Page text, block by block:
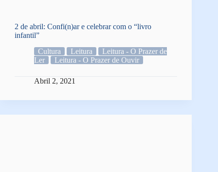
2 de abril: Confi(n)ar e celebrar com o “livro
infantil”
Cultura
Leitura
Leitura - O Prazer de
Ler
Leitura - O Prazer de Ouvir
Abril 2, 2021